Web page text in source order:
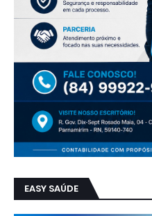
EASY SAÚDE